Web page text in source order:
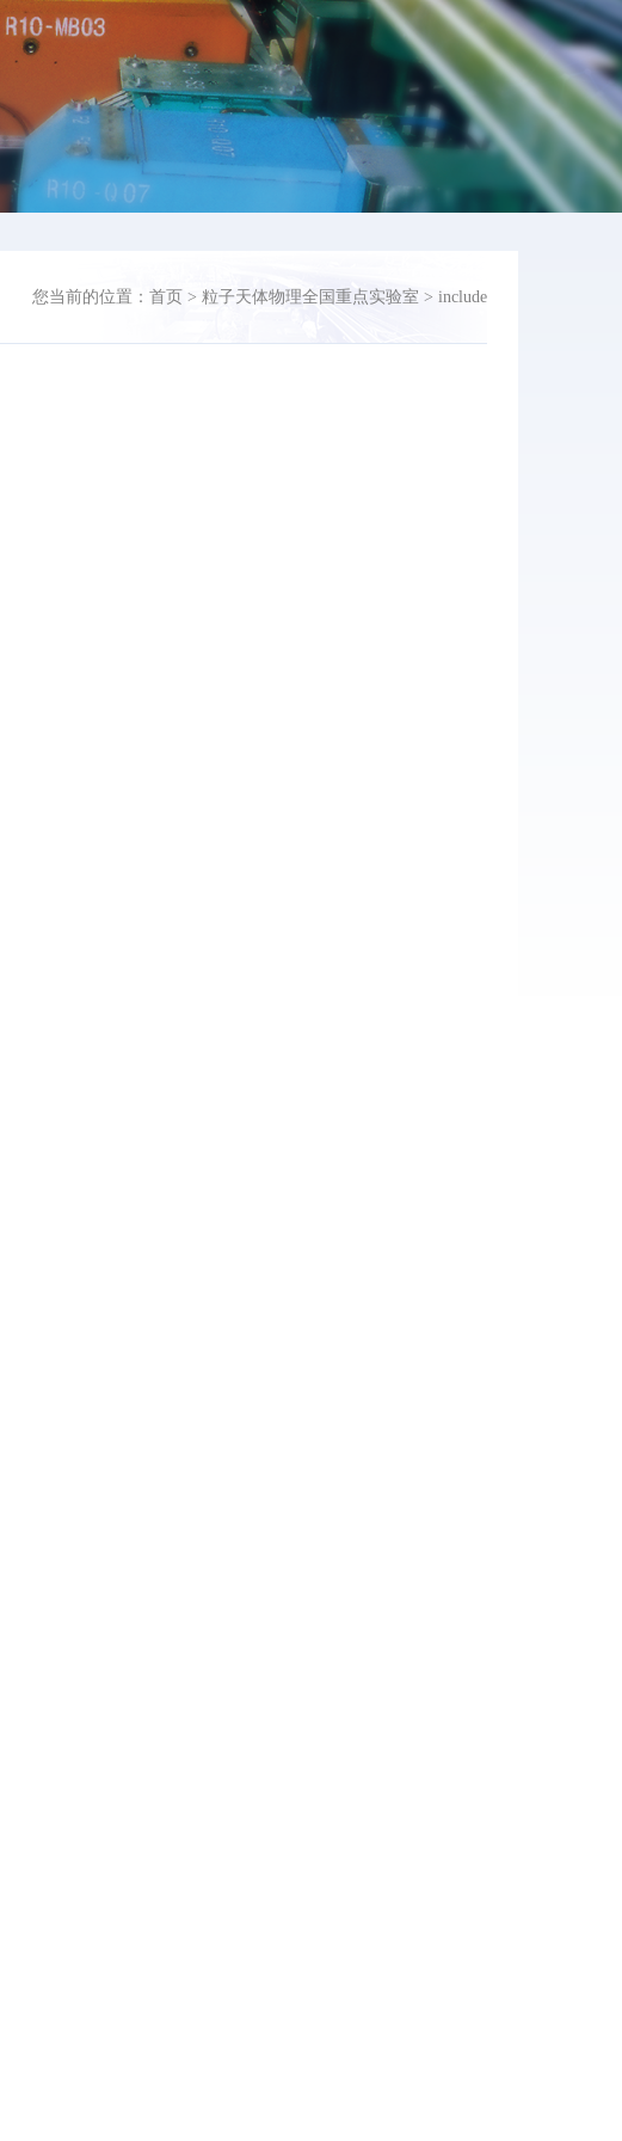
您当前的位置： 首页 > 粒子天体物理全国重点实验室 > include